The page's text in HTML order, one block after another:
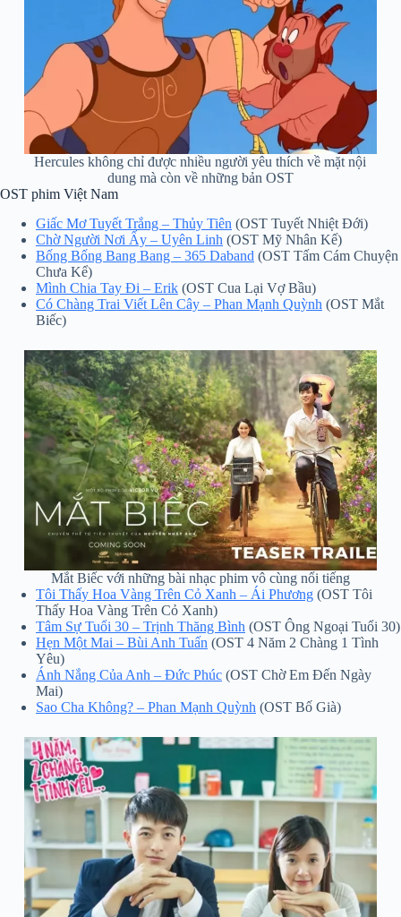
Hercules không chỉ được nhiều người yêu thích về mặt nội
dung mà còn về những bản OST
OST phim Việt Nam
Giấc Mơ Tuyết Trắng – Thủy Tiên (OST Tuyết Nhiệt Đới)
Chờ Người Nơi Ấy – Uyên Linh (OST Mỹ Nhân Kế)
Bống Bống Bang Bang – 365 Daband (OST Tấm Cám Chuyện
Chưa Kể)
Mình Chia Tay Đi – Erik (OST Cua Lại Vợ Bầu)
Có Chàng Trai Viết Lên Cây – Phan Mạnh Quỳnh (OST Mắt
Biếc)
Mắt Biếc với những bài nhạc phim vô cùng nổi tiếng
Tôi Thấy Hoa Vàng Trên Cỏ Xanh – Ái Phương (OST Tôi
Thấy Hoa Vàng Trên Cỏ Xanh)
Tâm Sự Tuổi 30 – Trịnh Thăng Bình (OST Ông Ngoại Tuổi 30)
Hẹn Một Mai – Bùi Anh Tuấn (OST 4 Năm 2 Chàng 1 Tình
Yêu)
Ánh Nắng Của Anh – Đức Phúc (OST Chờ Em Đến Ngày
Mai)
Sao Cha Không? – Phan Mạnh Quỳnh (OST Bố Già)